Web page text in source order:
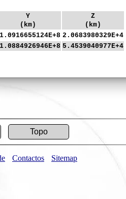
Y
(km)
Z
(km)
2.0683980329E+4
5.4539040977E+4
Topo
Contactos Sitemap